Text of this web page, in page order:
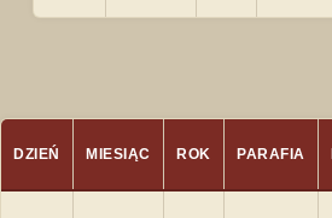
DZIEŃ MIESIĄC ROK PARAFIA